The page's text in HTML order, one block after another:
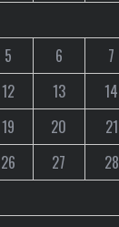
5 6 7
12 13 14
19 20 21
26 27 28